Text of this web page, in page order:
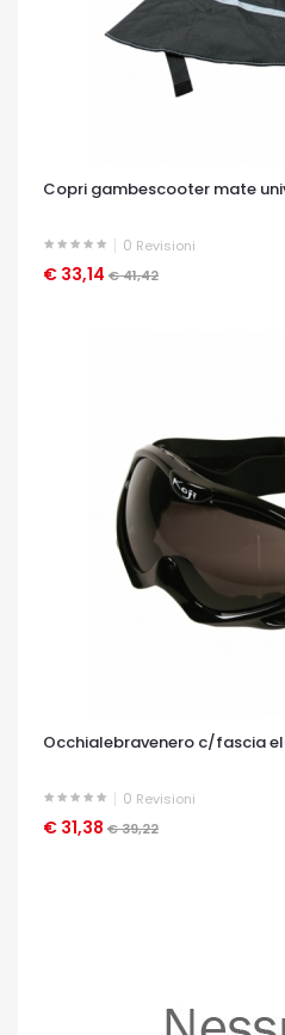
Copri gambescooter mate
0 Revisioni
€ 33,14 € 41,42
OCCHIATA VELOCE
Occhialebravenero c/fascia
0 Revisioni
€ 31,38 € 39,22
OCCHIATA VELOCE